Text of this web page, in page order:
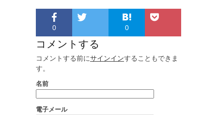
0 0
コメントする
コメントする前にサインインすることもできま
す。
名前
電子メール